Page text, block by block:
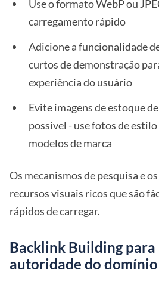
Use o formato WebP ou
carregamento rápido
Adicione a funcionalidade
curtos de demonstração
experiência do usuário
Evite imagens de estoque
possível - use fotos de estilo
modelos de marca
Os mecanismos de pesquisa e
recursos visuais ricos que são
rápidos de carregar.
Backlink Building para
autoridade do domínio